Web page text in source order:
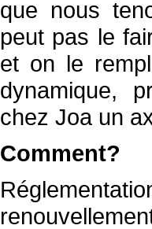
que nous
peut pas le
et on le
dynamique,
chez Joa un
Comment?